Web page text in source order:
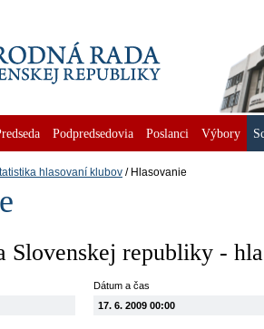
Podpredsedovia Poslanci Výbory
hlasovaní klubov Hlasovanie
Slovenskej republiky -
Dátum a čas
17. 6. 2009 00:00